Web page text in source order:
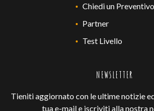
Chiedi un Preventivo
Partner
Test Livello
NEWSLETTER
Tieniti aggiornato con le ultime notizie
tua e-mail e iscriviti alla nostra